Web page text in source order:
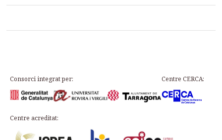
Consorci integrat per: Centre CERCA:
Centre acreditat: